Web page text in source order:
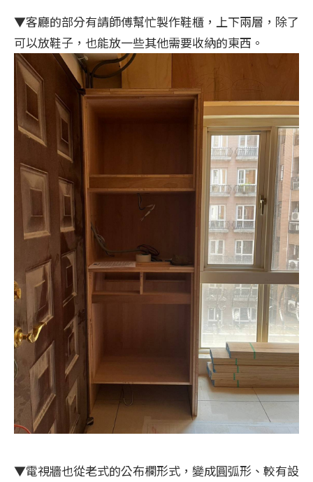
▼客廳的部分有請師傅幫忙製作鞋櫃，上下兩層，除了
可以放鞋子，也能放一些其他需要收納的東西。
▼電視牆也從老式的公布欄形式，變成圓弧形、較有設